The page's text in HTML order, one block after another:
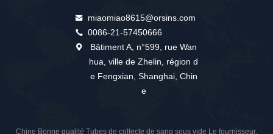
miaomiao8615@orsins.com
0086-21-57450666
Bâtiment A, n°599, rue Wan
hua, ville de Zhelin, région d
e Fengxian, Shanghai, Chin
e
Chine Bonne qualité Tubes de collecte de sang sous vide Le fournisseur.